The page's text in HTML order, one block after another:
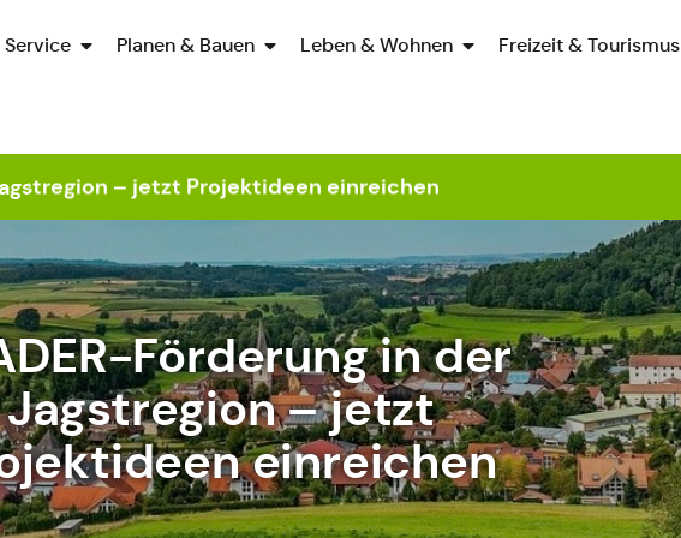
Service Planen & Bauen Leben & Wohnen Freizeit & Tourismus
– jetzt Projektideen einreichen
Förderung in der
Jagstregion – jetzt
einreichen